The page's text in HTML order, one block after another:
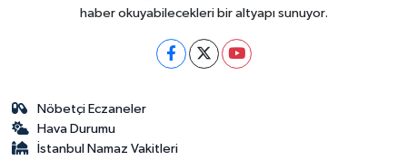
haber okuyabilecekleri bir altyapı sunuyor.
Nöbetçi Eczaneler
Hava Durumu
İstanbul Namaz Vakitleri